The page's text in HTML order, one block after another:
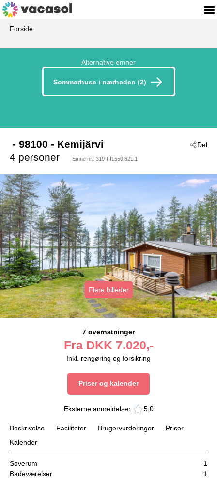
Forside
Alternative emner
Sommerhuse i nærheden (2)
Del
- 98100 - Kemijärvi
4 personer
Emne nr.: 319-FI1550.621.1
Flere billeder
7 overnatninger
Fra DKK 7.020,-
Inkl. rengøring og forsikring
Priser og kalender
Eksterne anmeldelser 5,0
Beskrivelse Faciliteter Brugervurderinger
Priser
Kalender
Soverum
1
Badeværelser
1